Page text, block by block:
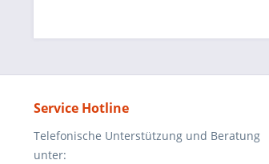
Service Hotline
Telefonische Unterstützung und Beratung
unter: